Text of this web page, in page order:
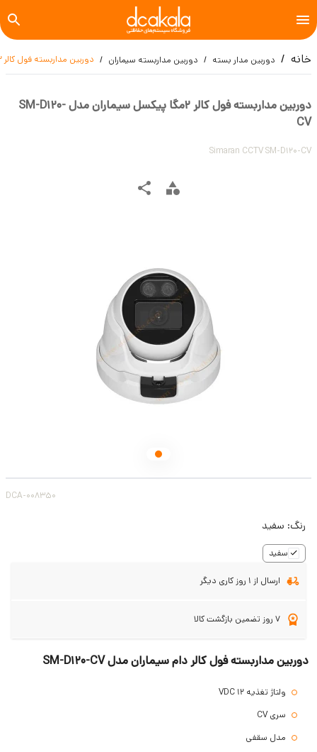
خانه دوربین مدار بسته دوربین مداربسته سیماران دوربین مداربسته فول کالر 2مگا پیکسل سیماران مدل SM-D120-CV
دوربین مداربسته فول کالر 2مگا پیکسل سیماران مدل SM-D120-
CV
Simaran CCTV SM-D120-CV
DCA-008350
رنگ: سفید
سفید
ارسال از 1 روز کاری دیگر
7 روز تضمین بازگشت کالا
دوربین مداربسته فول کالر دام سیماران مدل SM-D120-CV
ولتاژ تغذیه 12 VDC
سری CV
مدل سقفی